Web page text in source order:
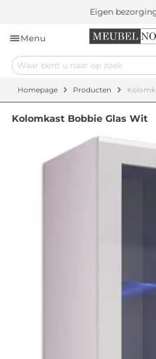
Eigen bezorging &
Menu
Homepage Producten
Kolomkast Bobbie Glas Wit